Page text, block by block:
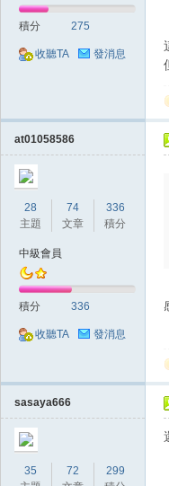
積分 275
收聽TA 發消息
at01058586
28
主題
74
文章
336
積分
中級會員
積分 336
收聽TA 發消息
sasaya666
35
72
299